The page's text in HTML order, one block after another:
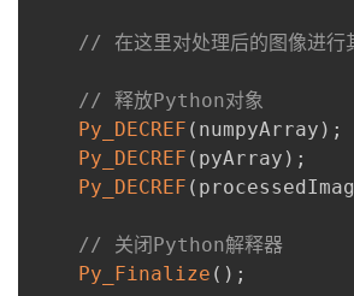
// 在这里对处理后的图像进行
// 释放Python对象
Py_DECREF ( numpyArray ) ;
Py_DECREF ( pyArray ) ;
Py_DECREF (
// 关闭Python解释器
Py_Finalize ( ) ;